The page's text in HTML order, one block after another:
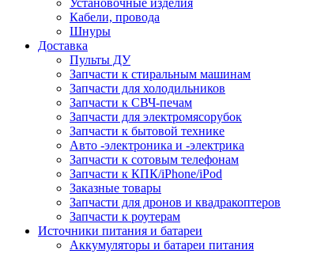
Установочные изделия
Кабели, провода
Шнуры
Доставка
Пульты ДУ
Запчасти к стиральным машинам
Запчасти для холодильников
Запчасти к СВЧ-печам
Запчасти для электромясорубок
Запчасти к бытовой технике
Авто -электроника и -электрика
Запчасти к сотовым телефонам
Запчасти к КПК/iPhone/iPod
Заказные товары
Запчасти для дронов и квадракоптеров
Запчасти к роутерам
Источники питания и батареи
Аккумуляторы и батареи питания